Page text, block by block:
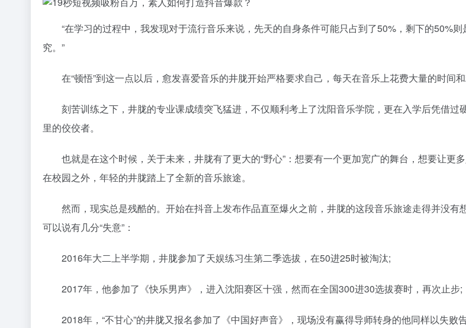
“在学习的过程中，我发现对于流行音乐来说，先天的自身条件可能只占到了50%，剩下的50%则
究。”
在“顿悟”到这一点以后，愈发喜爱音乐的井胧开始严格要求自己，每天在音乐上花费大量的时间和
刻苦训练之下，井胧的专业课成绩突飞猛进，不仅顺利考上了沈阳音乐学院，更在入学后凭借过
里的佼佼者。
也就是在这个时候，关于未来，井胧有了更大的“野心”：想要有一个更加宽广的舞台，想要让更多
在校园之外，年轻的井胧踏上了全新的音乐旅途。
然而，现实总是残酷的。开始在抖音上发布作品直至爆火之前，井胧的这段音乐旅途走得并没有
可以说有几分“失意”：
2016年大二上半学期，井胧参加了天娱练习生第二季选拔，在50进25时被淘汰;
2017年，他参加了《快乐男声》，进入沈阳赛区十强，然而在全国300进30选拔赛时，再次止步;
2018年，“不甘心”的井胧又报名参加了《中国好声音》，现场没有赢得导师转身的他同样以失败告